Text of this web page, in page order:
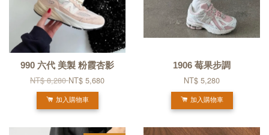
990 六代 美製 粉霞杏影
NT$ 8,280NT$ 5,680
加入購物車
1906 莓果步調
NT$ 5,280
加入購物車